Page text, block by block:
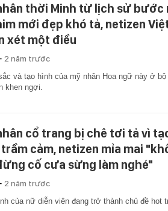
thời Minh từ lịch sử bước
mới đẹp khó tả, netizen
xét một điều
2 năm trước
và tạo hình của mỹ nhân Hoa ngữ này ở
khen ngợi.
cổ trang bị chê tơi tả vì
cảm, netizen mỉa mai
cố cưa sừng làm nghé"
2 năm trước
của nữ diễn viên đang trở thành chủ đề hot